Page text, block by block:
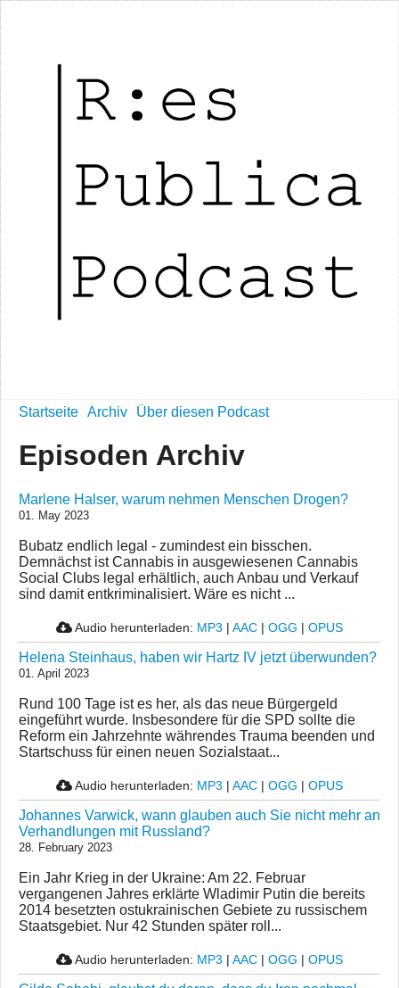
Startseite Archiv Über diesen Podcast
Episoden Archiv
Marlene Halser, warum nehmen Menschen Drogen?
01. May 2023
Bubatz endlich legal - zumindest ein bisschen.
Demnächst ist Cannabis in ausgewiesenen Cannabis
Social Clubs legal erhältlich, auch Anbau und Verkauf
sind damit entkriminalisiert. Wäre es nicht ...
Audio herunterladen: MP3 | AAC | OGG | OPUS
Helena Steinhaus, haben wir Hartz IV jetzt überwunden?
01. April 2023
Rund 100 Tage ist es her, als das neue Bürgergeld
eingeführt wurde. Insbesondere für die SPD sollte die
Reform ein Jahrzehnte währendes Trauma beenden und
Startschuss für einen neuen Sozialstaat...
Audio herunterladen: MP3 | AAC | OGG | OPUS
Johannes Varwick, wann glauben auch Sie nicht mehr an
Verhandlungen mit Russland?
28. February 2023
Ein Jahr Krieg in der Ukraine: Am 22. Februar
vergangenen Jahres erklärte Wladimir Putin die bereits
2014 besetzten ostukrainischen Gebiete zu russischem
Staatsgebiet. Nur 42 Stunden später roll...
Audio herunterladen: MP3 | AAC | OGG | OPUS